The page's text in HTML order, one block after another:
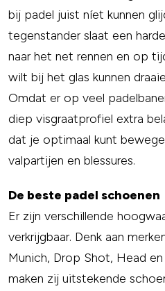
bij padel juist níet kunnen
tegenstander slaat een
naar het net rennen en op
wilt bij het glas kunnen
Omdat er op veel
diep visgraatprofiel extra
dat je optimaal kunt
valpartijen en blessures.
De beste padel schoenen
Er zijn verschillende
verkrijgbaar. Denk aan
Munich, Drop Shot, Head
maken zij uitstekende